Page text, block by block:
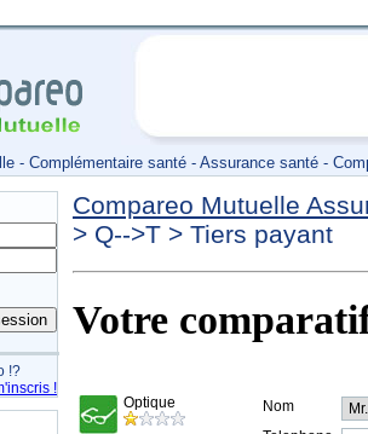
- Complémentaire santé - Assurance santé -
!?
!
Compareo Mutuelle
> Q-->T > Tiers payant
Votre